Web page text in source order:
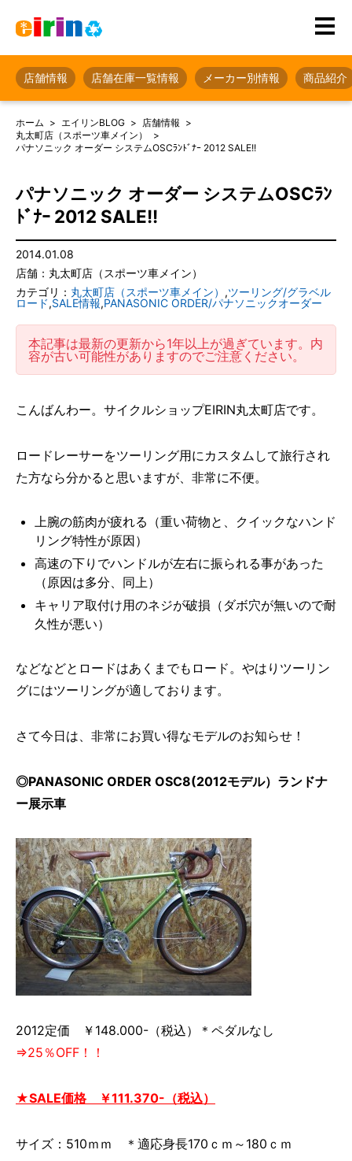
店舗情報 店舗在庫一覧情報 メーカー別情報 商品紹介
ホーム エイリンBLOG
店舗情報
丸太町店（スポーツ車メイン）
パナソニック オーダー システムOSCﾗﾝﾄﾞﾅｰ 2012 SALE!!
パナソニック オーダー システムOSCﾗﾝ
ﾄﾞﾅｰ 2012 SALE!!
2014.01.08
店舗：丸太町店（スポーツ車メイン）
カテゴリ： 丸太町店（スポーツ車メイン） ,ツーリング/グラベル
ロード,SALE情報,PANASONIC ORDER/パナソニックオーダー
本記事は最新の更新から1年以上が過ぎています。内
容が古い可能性がありますのでご注意ください。
こんばんわー。サイクルショップEIRIN丸太町店です。
ロードレーサーをツーリング用にカスタムして旅行され
た方なら分かると思いますが、非常に不便。
上腕の筋肉が疲れる（重い荷物と、クイックなハンド
リング特性が原因）
高速の下りでハンドルが左右に振られる事があった
（原因は多分、同上）
キャリア取付け用のネジが破損（ダボ穴が無いので耐
久性が悪い）
などなどとロードはあくまでもロード。やはりツーリン
グにはツーリングが適しております。
さて今日は、非常にお買い得なモデルのお知らせ！
◎PANASONIC ORDER OSC8(2012モデル）ランドナ
ー展示車
2012定価 ￥148.000-（税込）＊ペダルなし
⇒25％OFF！！
★SALE価格 ￥111.370-（税込）
サイズ：510ｍｍ ＊適応身長170ｃｍ～180ｃｍ